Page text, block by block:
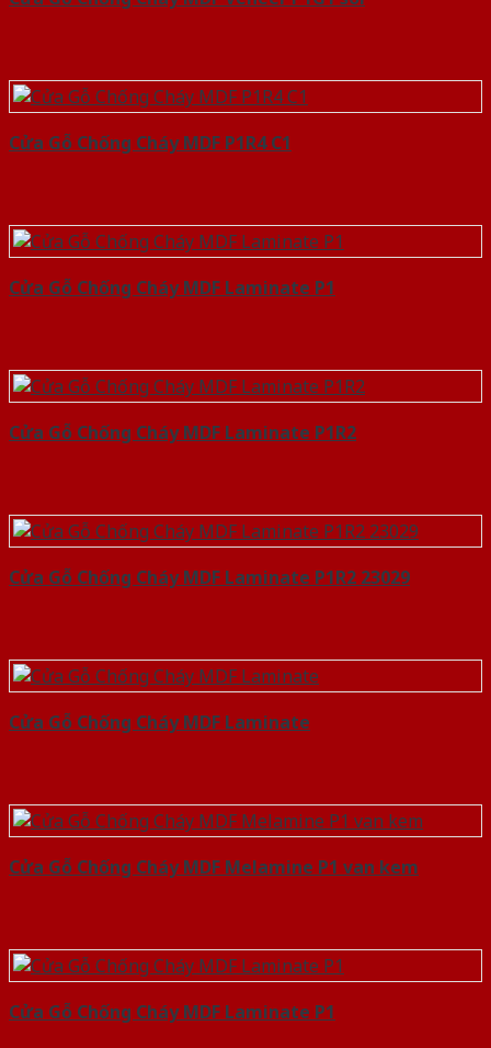
Cửa Gỗ Chống Cháy MDF P1R4 C1
Cửa Gỗ Chống Cháy MDF Laminate P1
Cửa Gỗ Chống Cháy MDF Laminate P1R2
Cửa Gỗ Chống Cháy MDF Laminate P1R2 23029
Cửa Gỗ Chống Cháy MDF Laminate
Cửa Gỗ Chống Cháy MDF Melamine P1 van kem
Cửa Gỗ Chống Cháy MDF Laminate P1